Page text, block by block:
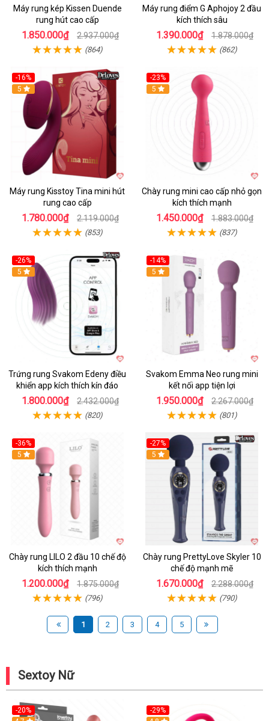
Máy rung kép Kissen Duende
rung hút cao cấp
1.850.000₫ 2.937.000₫
(864)
Máy rung điểm G Aphojoy 2 đầu
kích thích sâu
1.390.000₫ 1.878.000₫
(862)
-16%
Hot
5
Máy rung Kisstoy Tina mini hút
rung cao cấp
1.780.000₫ 2.119.000₫
(853)
-23%
Hot
5
Chày rung mini cao cấp nhỏ gọn
kích thích mạnh
1.450.000₫ 1.883.000₫
(837)
-26%
Hot
5
Trứng rung Svakom Edeny điều
khiển app kích thích kín đáo
1.800.000₫ 2.432.000₫
(820)
-14%
Hot
5
Svakom Emma Neo rung mini
kết nối app tiện lợi
1.950.000₫ 2.267.000₫
(801)
-36%
Hot
5
Chày rung LILO 2 đầu 10 chế độ
kích thích mạnh
1.200.000₫ 1.875.000₫
(796)
-27%
Hot
5
Chày rung PrettyLove Skyler 10
chế độ mạnh mẽ
1.670.000₫ 2.288.000₫
(790)
1 2 3 4 5
Sextoy Nữ
-20%
-29%